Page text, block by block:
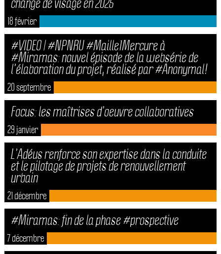
18 février
#VIDEO | #NPNRU #Maille1Mercure à
#Miramas: nouvel épisode de la websérie de
l’élaboration du projet, réalisé par #Anonymal!
20 septembre
Focus: les maîtrises d’oeuvre collaboratives
29 janvier
L’Adéus renforce son expertise dans la conduite
et le pilotage de projets de renouvellement
urbain
21 décembre
#Miramas: fin de la phase #prospective
7 décembre